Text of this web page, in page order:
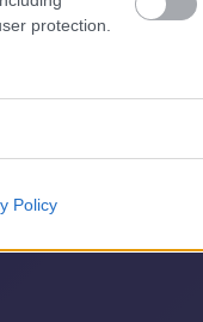
protection.
Policy
σου.